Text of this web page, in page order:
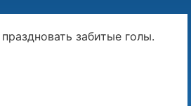
забитые голы.